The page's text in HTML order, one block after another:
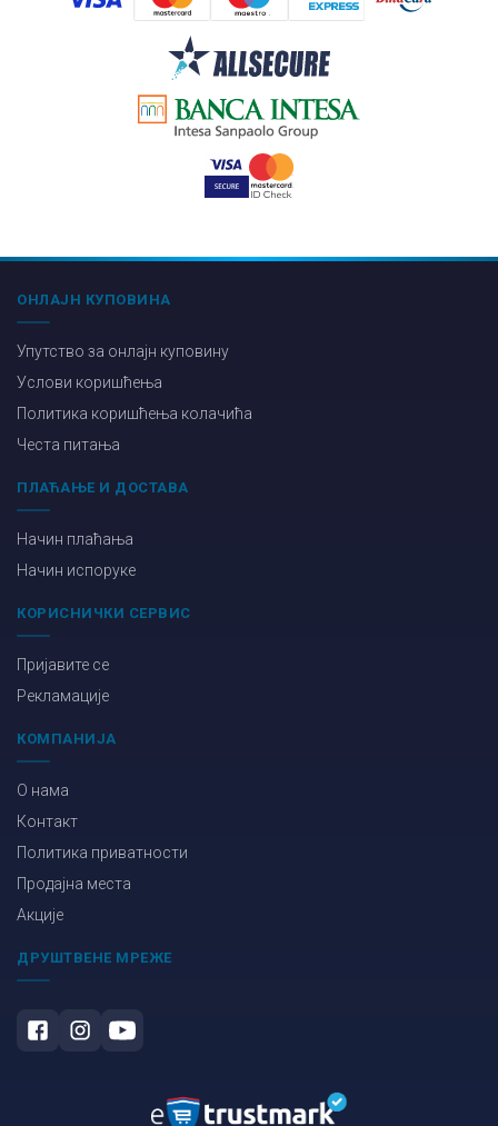
ОНЛАЈН КУПОВИНА
Упутство за онлајн куповину
Услови коришћења
Политика коришћења колачића
Честа питања
ПЛАЋАЊЕ И ДОСТАВА
Начин плаћања
Начин испоруке
КОРИСНИЧКИ СЕРВИС
Пријавите се
Рекламације
КОМПАНИЈА
О нама
Контакт
Политика приватности
Продајна места
Акције
ДРУШТВЕНЕ МРЕЖЕ